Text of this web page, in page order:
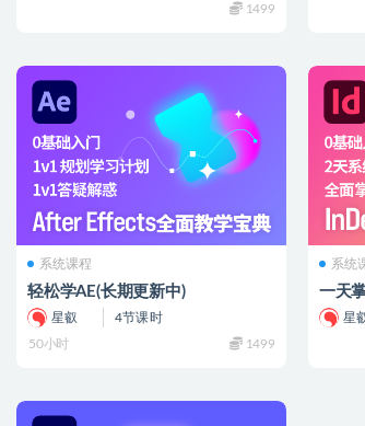
1499
系统课程
轻松学AE(长期更新中)
星叡
4节课时
50小时
1499
系统
一天
星